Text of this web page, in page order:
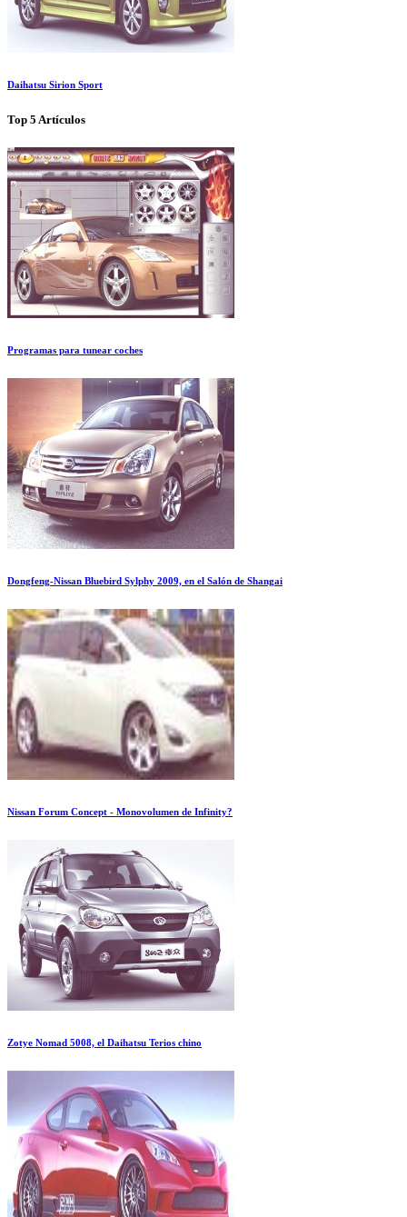
Daihatsu Sirion Sport
Top 5 Artículos
Programas para tunear coches
Dongfeng-Nissan Bluebird Sylphy 2009, en el Salón de Shangai
Nissan Forum Concept - Monovolumen de Infinity?
Zotye Nomad 5008, el Daihatsu Terios chino